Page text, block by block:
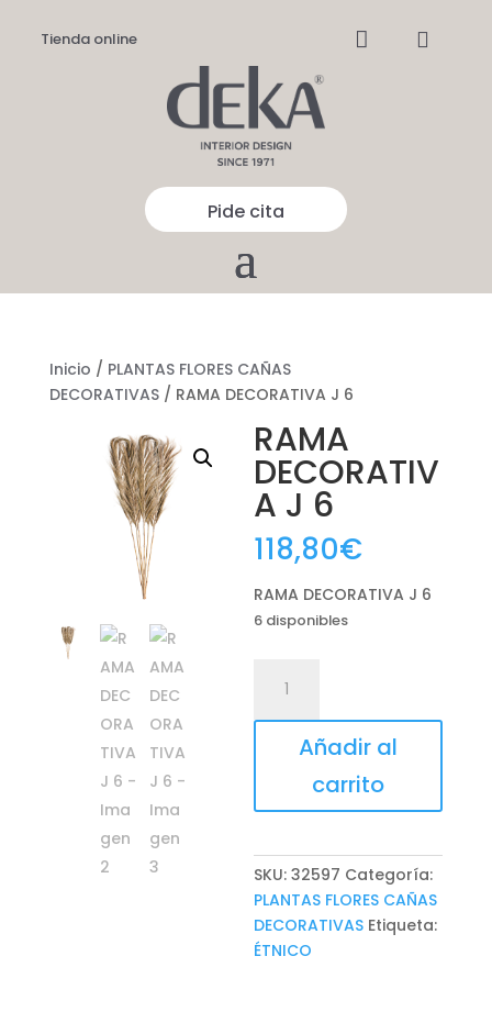
Tienda online  
Pide cita
Inicio / PLANTAS FLORES CAÑAS
DECORATIVAS/ RAMA DECORATIVA J 6
RAMA
DECORATIV
A J 6
118,80€
RAMA DECORATIVA J 6
6 disponibles
DECORATIVA
J
Añadir al
carrito
SKU:32597 Categoría:
PLANTAS FLORES CAÑAS
DECORATIVAS Etiqueta:
ÉTNICO